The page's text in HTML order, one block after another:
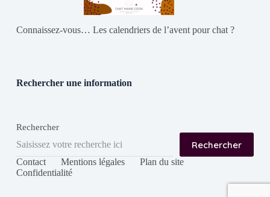
Connaissez-vous… Les calendriers de l’avent pour chat ?
Rechercher une information
Rechercher
Rechercher
Contact Mentions légales
Plan du site
Confidentialité